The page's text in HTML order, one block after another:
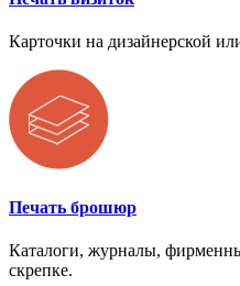
Карточки на дизайнерской
Печать брошюр
Каталоги, журналы,
скрепке.